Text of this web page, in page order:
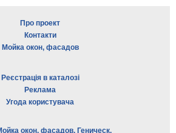
Про проект
Контакти
Мойка окон, фасадов
Реєстрація в каталозі
Реклама
Угода користувача
окон, фасадов. Геническ.